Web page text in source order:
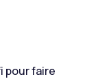
pour faire